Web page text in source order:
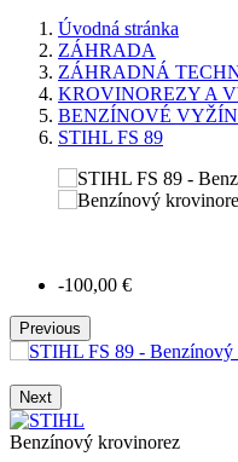
Úvodná stránka
ZÁHRADA
ZÁHRADNÁ
KROVINOREZY A
BENZÍNOVÉ
STIHL FS 89
-100,00 €
Previous
Next
Benzínový krovinorez